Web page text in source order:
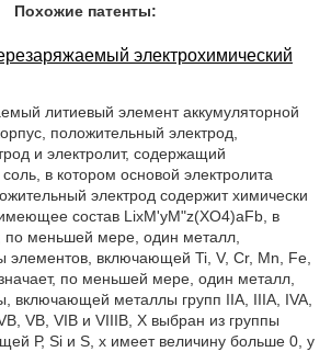
Похожие патенты:
электрохимический
литиевый элемент аккумуляторной
положительный электрод,
и электролит, содержащий
в котором основой электролита
электрод содержит химически
состав LixM'yM"z(XO4)aFb, в
по меньшей мере, один металл,
элементов, включающей Ti, V, Cr, Mn, Fe,
по меньшей мере, один металл,
включающей металлы групп IIA, IIIA, IVA,
VB, VIB и VIIIB, Х выбран из группы
Р, Si и S, х имеет величину больше 0, у